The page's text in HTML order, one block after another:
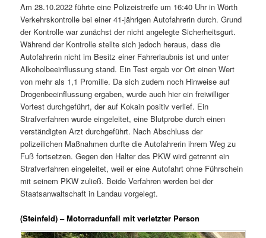
Am 28.10.2022 führte eine Polizeistreife um 16:40 Uhr in Wörth
Verkehrskontrolle bei einer 41-jährigen Autofahrerin durch. Grund
der Kontrolle war zunächst der nicht angelegte Sicherheitsgurt.
Während der Kontrolle stellte sich jedoch heraus, dass die
Autofahrerin nicht im Besitz einer Fahrerlaubnis ist und unter
Alkoholbeeinflussung stand. Ein Test ergab vor Ort einen Wert
von mehr als 1,1 Promille. Da sich zudem noch Hinweise auf
Drogenbeeinflussung ergaben, wurde auch hier ein freiwilliger
Vortest durchgeführt, der auf Kokain positiv verlief. Ein
Strafverfahren wurde eingeleitet, eine Blutprobe durch einen
verständigten Arzt durchgeführt. Nach Abschluss der
polizeilichen Maßnahmen durfte die Autofahrerin ihrem Weg zu
Fuß fortsetzen. Gegen den Halter des PKW wird getrennt ein
Strafverfahren eingeleitet, weil er eine Autofahrt ohne Führschein
mit seinem PKW zuließ. Beide Verfahren werden bei der
Staatsanwaltschaft in Landau vorgelegt.
(Steinfeld) – Motorradunfall mit verletzter Person